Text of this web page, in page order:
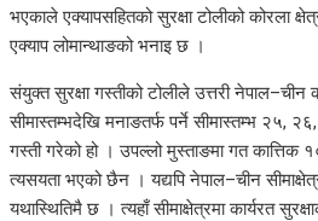
भएकाले एक्यापसहितको सुरक्षा टोलीको कोरला
एक्याप लोमान्थाङको भनाइ छ ।
संयुक्त सुरक्षा गस्तीको टोलीले उत्तरी नेपाल–चीन
सीमास्तम्भदेखि मनाङतर्फ पर्ने सीमास्तम्भ २५,
गस्ती गरेको हो । उपल्लो मुस्ताङमा गत कात्तिक
त्यसयता भएको छैन । यद्यपि नेपाल–चीन
यथास्थितिमै छ । त्यहाँ सीमाक्षेत्रमा कार्यरत